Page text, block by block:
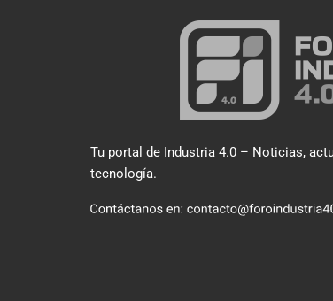
Tu portal de Industria 4.0 – Noticias,
tecnología.